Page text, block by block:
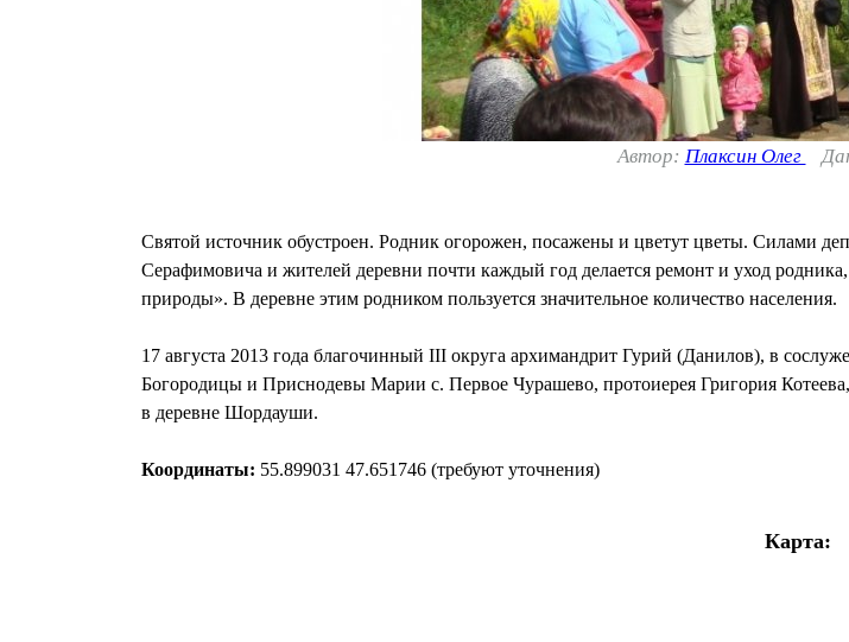
Автор: Плаксин Олег
Святой источник обустроен. Родник огорожен, посажены и цветут цветы. Силами
Серафимовича и жителей деревни почти каждый год делается ремонт и уход
природы». В деревне этим родником пользуется значительное количество населения.
17 августа 2013 года благочинный III округа архимандрит Гурий (Данилов), в
Богородицы и Приснодевы Марии с. Первое Чурашево, протоиерея Григория
в деревне Шордауши.
Координаты: 55.899031 47.651746 (требуют уточнения)
Карта: